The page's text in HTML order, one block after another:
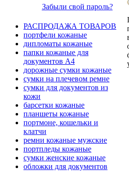
Забыли свой пароль?
РАСПРОДАЖА ТОВАРОВ
портфели кожаные
дипломаты кожаные
папки кожаные для
документов А4
дорожные сумки кожаные
сумки на плечевом ремне
сумки для документов из
кожи
барсетки кожаные
планшеты кожаные
портмоне, кошельки и
клатчи
ремни кожаные мужские
портпледы кожаные
сумки женские кожаные
обложки для документов